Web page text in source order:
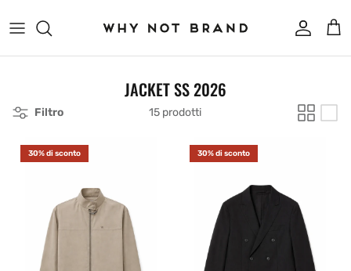
Account
JACKET SS 2026
Filtro 15 prodotti
30% di sconto 30% di sconto